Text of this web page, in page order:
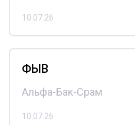
10.07.26
ФЫВ
Альфа-Бак-Срам
10.07.26